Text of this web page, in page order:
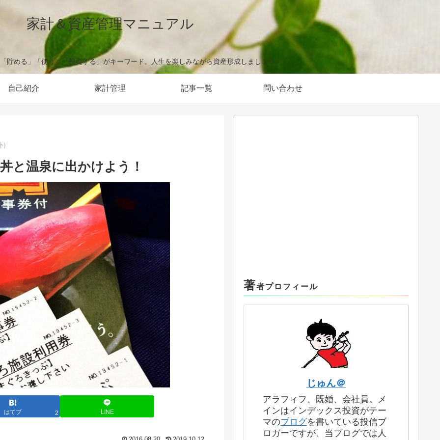
家計＆資産管理マニュアル
貯める」「使う」「投資する」がキーワード。人生を楽しみながら資産形成しましょう。
自己紹介 家計管理 記事一覧 問い合わせ
と温泉に出かけよう！
はてブ 2 LINE
著者プロフィール
じゅん＠
アラフィフ、既婚、会社員。メ
インはインデックス投資がテー
マのブログを書いている投信ブ
ロガーですが、当ブログでは人